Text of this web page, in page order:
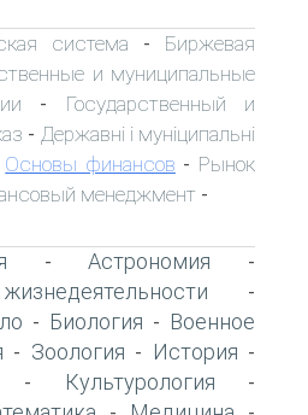
система - Биржевая
и муниципальные
- Государственный и
- Державні і муніципальні
Основы финансов - Рынок
менеджмент -
-Астрономия -
-
- Биология - Военное
- Зоология - История -
- Культурология -